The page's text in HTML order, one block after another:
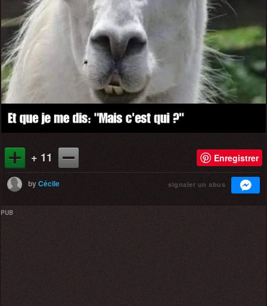
+ 11 Enregistrer
byCécile signaler un abus
PUB